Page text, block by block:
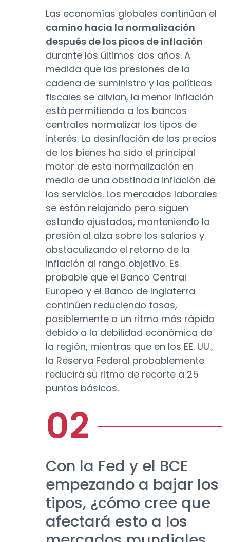
Las economías globales continúan el
camino hacia la normalización
después de los picos de inflación
durante los últimos dos años. A
medida que las presiones de la
cadena de suministro y las políticas
fiscales se alivian, la menor inflación
está permitiendo a los bancos
centrales normalizar los tipos de
interés. La desinflación de los precios
de los bienes ha sido el principal
motor de esta normalización en
medio de una obstinada inflación de
los servicios. Los mercados laborales
se están relajando pero siguen
estando ajustados, manteniendo la
presión al alza sobre los salarios y
obstaculizando el retorno de la
inflación al rango objetivo. Es
probable que el Banco Central
Europeo y el Banco de Inglaterra
continúen reduciendo tasas,
posiblemente a un ritmo más rápido
debido a la debilidad económica de
la región, mientras que en los EE. UU.,
la Reserva Federal probablemente
reducirá su ritmo de recorte a 25
puntos básicos.
Con la Fed y el BCE
empezando a bajar los
tipos, ¿cómo cree que
afectará esto a los